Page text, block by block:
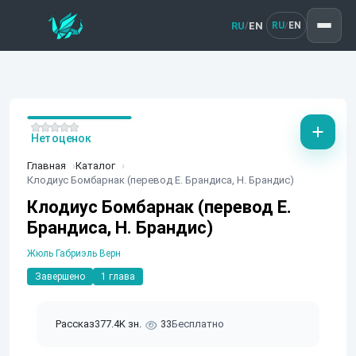
RU/EN RU/ EN
Главная
Каталог
Клодиус Бомбарнак (перевод Е. Брандиса, Н. Брандис)
Клодиус Бомбарнак (перевод Е.
Брандиса, Н. Брандис)
Жюль Габриэль Верн
Завершено 1 глава
Рассказ377.4K зн. 33Бесплатно
Нет оценок